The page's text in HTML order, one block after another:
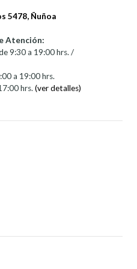
5478, Ñuñoa
Atención:
9:30 a 19:00 hrs. /
a 19:00 hrs.
hrs.(ver detalles)